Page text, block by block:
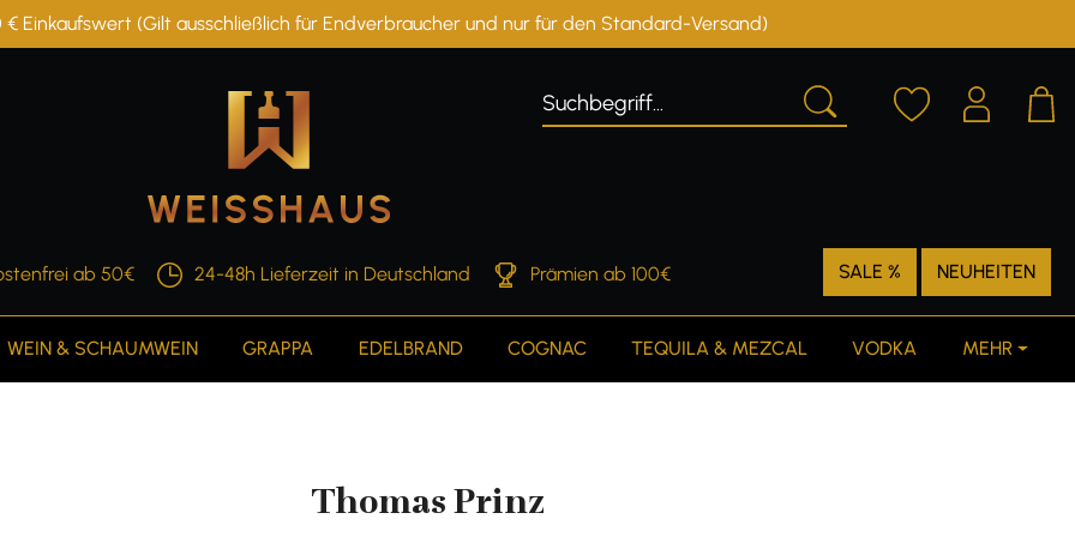
Einkaufswert (Gilt ausschließlich für Endverbraucher und nur für den Standard-Versand)
ab 50€ 24-48h Lieferzeit in Deutschland Prämien ab 100€ SALE % NEUHEITEN
WEIN & SCHAUMWEIN GRAPPA EDELBRAND COGNAC TEQUILA & MEZCAL VODKA MEHR
Thomas Prinz